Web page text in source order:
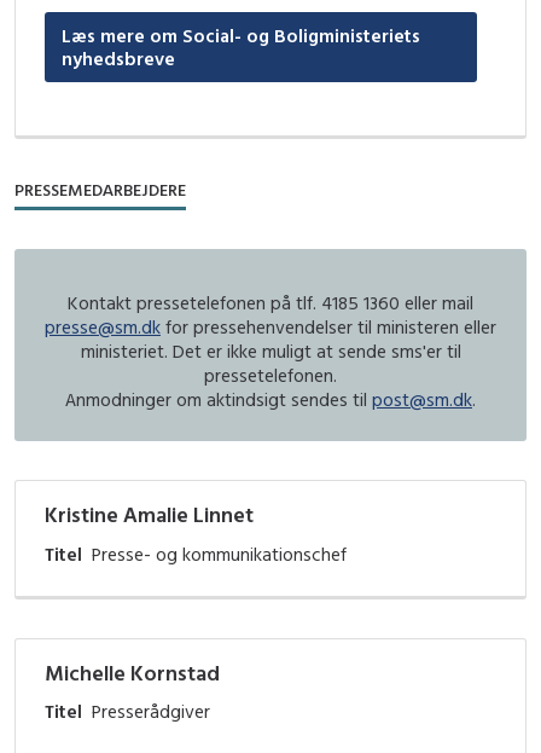
Læs mere om Social- og Boligministeriets
nyhedsbreve
PRESSEMEDARBEJDERE
Kontakt pressetelefonen på tlf. 4185 1360 eller mail
presse@sm.dk for pressehenvendelser til ministeren eller
ministeriet. Det er ikke muligt at sende sms'er til
pressetelefonen.
Anmodninger om aktindsigt sendes til post@sm.dk.
Kristine Amalie Linnet
Titel Presse- og kommunikationschef
Michelle Kornstad
Titel Presserådgiver